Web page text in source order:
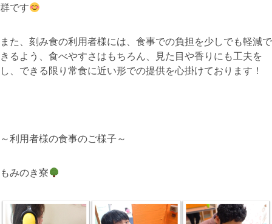
群です
また、刻み食の利用者様には、食事での負担を少しでも軽減で
きるよう、食べやすさはもちろん、見た目や香りにも工夫を
し、できる限り常食に近い形での提供を心掛けております！
～利用者様の食事のご様子～
もみのき寮